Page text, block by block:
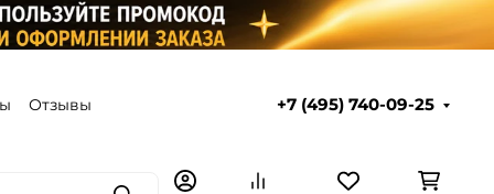
Отзывы +7 (495) 740-09-25